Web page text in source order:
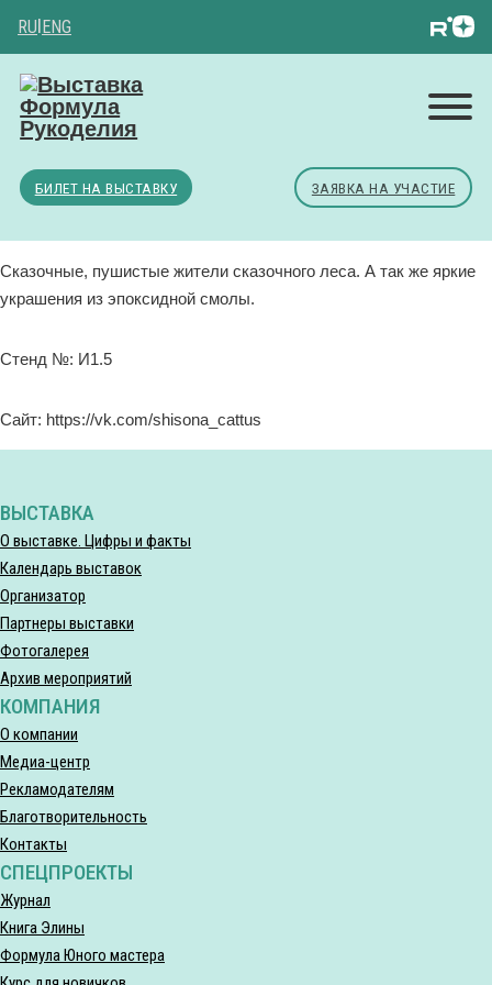
RU|ENG
БИЛЕТ НА ВЫСТАВКУ ЗАЯВКА НА УЧАСТИЕ
Сказочные, пушистые жители сказочного леса. А так же яркие
украшения из эпоксидной смолы.
Стенд №: И1.5
Сайт: https://vk.com/shisona_cattus
ВЫСТАВКА
О выставке. Цифры и факты
Календарь выставок
Организатор
Партнеры выставки
Фотогалерея
Архив мероприятий
КОМПАНИЯ
О компании
Медиа-центр
Рекламодателям
Благотворительность
Контакты
СПЕЦПРОЕКТЫ
Журнал
Книга Элины
Формула Юного мастера